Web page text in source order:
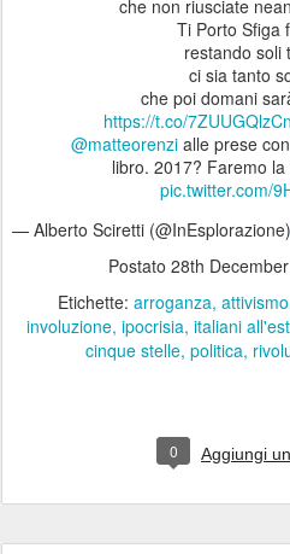
che non riusciate
Ti Porto Sfiga
restando soli
ci sia tanto
che poi domani
https://t.co/7ZUUGQlzCn
@matteorenzi alle prese
libro. 2017? Faremo
pic.twitter.com/
— Alberto Sciretti (@InEsplorazione)
Postato 28th
Etichette: arroganza attivismo
involuzione ipocrisia italiani
cinque stelle politica
0 Aggiungi